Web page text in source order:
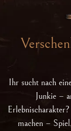
Ihr sucht nach
Junkie –
machen –